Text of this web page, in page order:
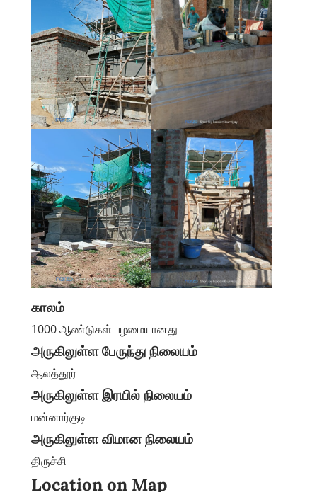
காலம்
1000 ஆண்டுகள் பழமையானது
அருகிலுள்ள பேருந்து நிலையம்
ஆலத்தூர்
அருகிலுள்ள இரயில் நிலையம்
மன்னார்குடி
அருகிலுள்ள விமான நிலையம்
திருச்சி
Location on Map